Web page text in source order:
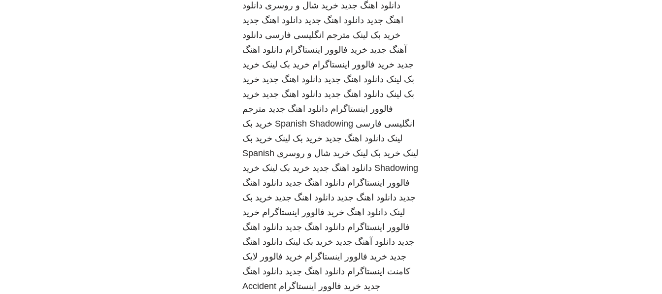
دانلود اهنگ جدید خرید شال و روسری دانلود
اهنگ جدید دانلود اهنگ جدید دانلود اهنگ جدید
خرید بک لینک مترجم انگلیسی فارسی دانلود
آهنگ جدید خرید فالوور اینستاگرام دانلود اهنگ
جدید خرید فالوور اینستاگرام خرید بک لینک خرید
بک لینک دانلود اهنگ جدید دانلود اهنگ جدید خرید
بک لینک دانلود اهنگ جدید دانلود اهنگ جدید خرید
فالوور اینستاگرام دانلود اهنگ جدید مترجم
انگلیسی فارسی Spanish Shadowing خرید بک
لینک دانلود اهنگ جدید خرید بک لینک خرید بک
لینک خرید بک لینک خرید شال و روسری Spanish
Shadowing دانلود اهنگ جدید خرید بک لینک خرید
فالوور اینستاگرام دانلود اهنگ جدید دانلود اهنگ
جدید دانلود اهنگ جدید دانلود اهنگ جدید خرید بک
لینک دانلود اهنگ خرید فالوور اینستاگرام خرید
فالوور اینستاگرام دانلود اهنگ جدید دانلود اهنگ
جدید دانلود آهنگ جدید خرید بک لینک دانلود اهنگ
جدید خرید فالوور اینستاگرام خرید فالوور لایک
کامنت اینستاگرام دانلود اهنگ جدید دانلود اهنگ
جدید خرید فالوور اینستاگرام Accident